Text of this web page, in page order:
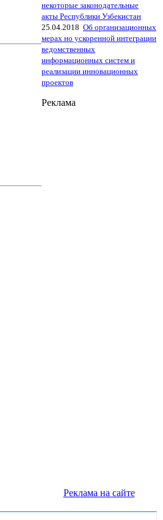
некоторые законодательные
акты Республики Узбекистан
25.04.2018 Об организационных
мерах но ускоренной интеграции
ведомственных
информационных систем и
реализации инновационных
проектов
Реклама
Реклама на сайте